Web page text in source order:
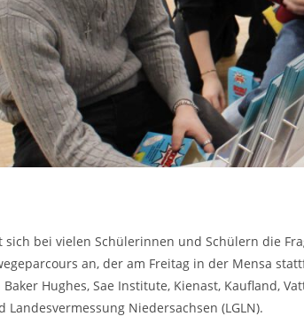
bei vielen Schülerinnen und Schülern die
an, der am Freitag in der Mensa
Hughes, Sae Institute, Kienast, Kaufland,
Niedersachsen (LGLN).